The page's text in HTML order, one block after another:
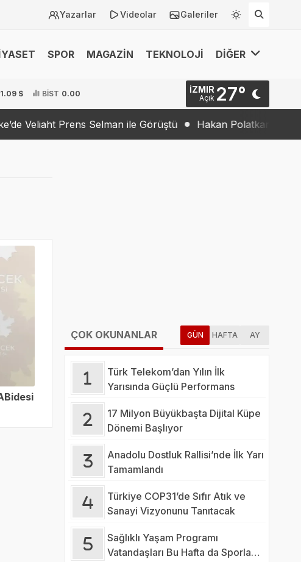
Yazarlar Videolar Galeriler
SPOR MAGAZİN TEKNOLOJİ DİĞER
$ BİST 0.00 İZMIR
Açık 27°
Veliaht Prens Selman ile Görüştü Hakan Polatkan’dan
ÇOK OKUNANLAR GÜN HAFTA AY
Türk Telekom’dan Yılın İlk
Yarısında Güçlü Performans
17 Milyon Büyükbaşta Dijital Küpe
Dönemi Başlıyor
Anadolu Dostluk Rallisi’nde İlk Yarı
Tamamlandı
Türkiye COP31’de Sıfır Atık ve
Sanayi Vizyonunu Tanıtacak
Sağlıklı Yaşam Programı
Vatandaşları Bu Hafta da Sporla